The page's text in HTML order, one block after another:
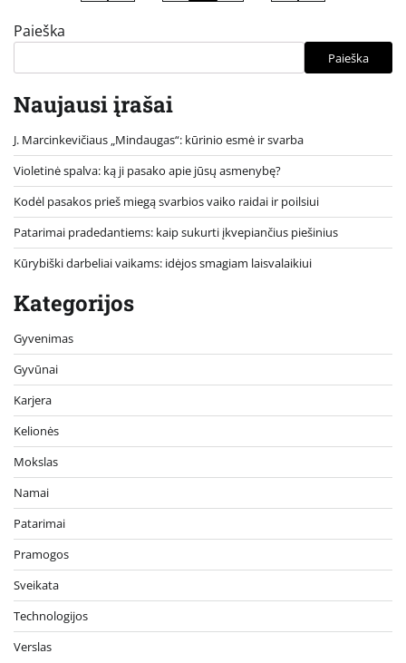
puslapiavimas
Paieška
Paieška
Naujausi įrašai
J. Marcinkevičiaus „Mindaugas“: kūrinio esmė ir svarba
Violetinė spalva: ką ji pasako apie jūsų asmenybę?
Kodėl pasakos prieš miegą svarbios vaiko raidai ir poilsiui
Patarimai pradedantiems: kaip sukurti įkvepiančius piešinius
Kūrybiški darbeliai vaikams: idėjos smagiam laisvalaikiui
Kategorijos
Gyvenimas
Gyvūnai
Karjera
Kelionės
Mokslas
Namai
Patarimai
Pramogos
Sveikata
Technologijos
Verslas